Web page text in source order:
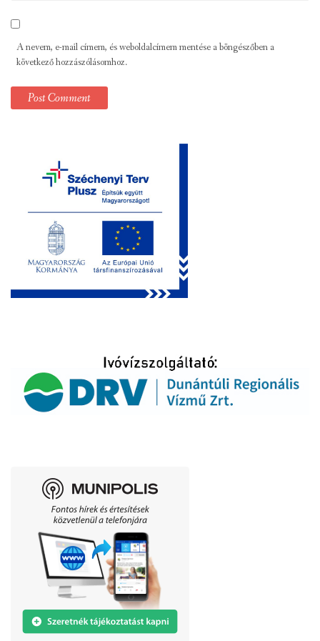
A nevem, e-mail címem, és weboldalcímem mentése a böngészőben a
következő hozzászólásomhoz.